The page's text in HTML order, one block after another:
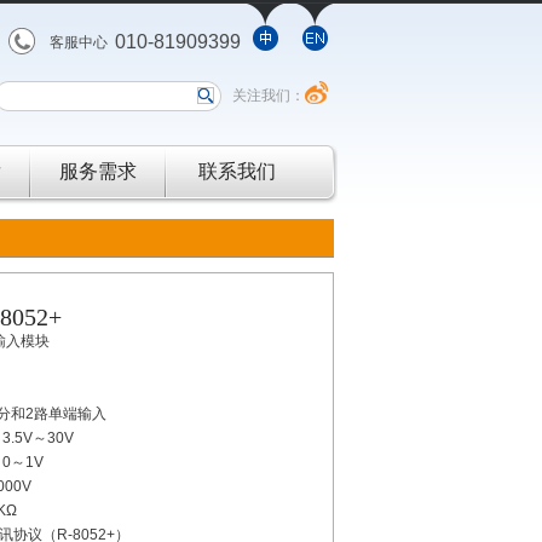
客服中心 010-81909399
关注我们：
服务需求 联系我们
入模块
2路单端输入
～30V
～1V
议（R-8052+）